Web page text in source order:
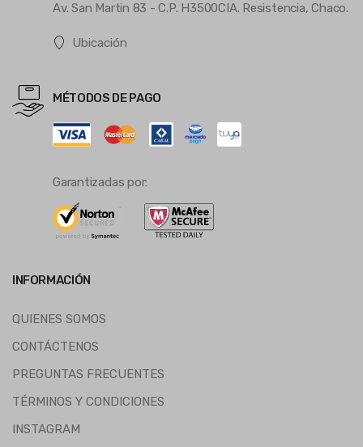
Av. San Martin 83 - C.P. H3500CIA. Resistencia, Chaco.
Ubicación
MÉTODOS DE PAGO
Garantizadas por:
INFORMACIÓN
QUIENES SOMOS
CONTÁCTENOS
PREGUNTAS FRECUENTES
TÉRMINOS Y CONDICIONES
INSTAGRAM